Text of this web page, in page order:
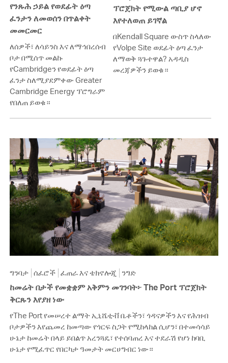
የንጹሕ ኃይል የወደፊት ዕጣ
ፈንታን ለመወሰን በጥልቀት
መመርመር
ለሰዎች፣ ለሳይንስ እና ለማኅበረሰብ
ቦታ በሚሰጥ መልኩ
የCambridgeን የወደፊት ዕጣ
ፈንታ ስለሚያደምቀው Greater
Cambridge Energy ፕሮግራም
የበለጠ ይወቁ።
ፕሮጀክት የሚውል ጣቢያ ሆኖ
እየተለወጠ ይገኛል
በKendall Square ውስጥ ስላለው
የVolpe Site ወደፊት ዕጣ ፈንታ
ለማወቅ ጓጉተዋል? አዳዲስ
መረጃዎችን ይወቁ።
ግንባታ ሰፈሮች ፈጠራ እና ቴክኖሎጂ ንግድ
ከመሬት በታች የመቋቋም አቅምን መገንባት፦ The Port ፕሮጀክት
ቅርጹን እየያዘ ነው
የThe Port የመሠረተ ልማት ኢኒሼቲቭ ቤቶችን፣ ጎዳናዎችን እና የሕዝብ
ቦታዎችን እየጨመረ ከመጣው የጎርፍ ስጋት የሚከላከል ሲሆን፣ በተመሳሳይ
ሁኔታ ከመሬት በላይ ይበልጥ አረንጓዴ፣ የተሰባጠረ እና ተደራሽ የሆነ ከባቢ
ሁኔታ የሚፈጥር የበርካታ ዓመታት መርሀግብር ነው።